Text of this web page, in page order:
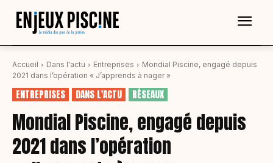
Accueil Dans l'actu Entreprises
Mondial Piscine, engagé depuis
2021 dans l’opération « J’apprends à nager »
ENTREPRISES DANS L'ACTU RÉSEAUX
Mondial Piscine, engagé depuis
2021 dans l’opération